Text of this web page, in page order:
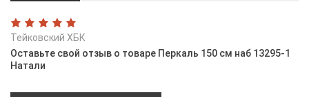
Тейковский ХБК
Оставьте свой отзыв о товаре Перкаль 150 см наб 13295-1
Натали